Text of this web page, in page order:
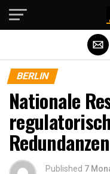
BERLIN
Nationale
Published 7
Die